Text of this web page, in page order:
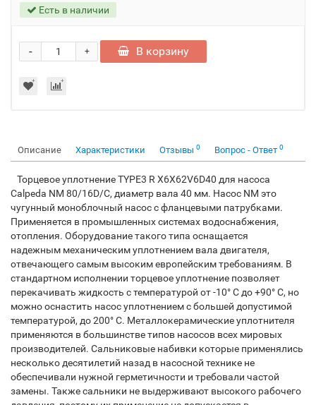
Есть в наличии
+
- В корзину
Описание Характеристики Отзывы 0 Вопрос - Ответ 0
Торцевое уплотнение TYPE3 R X6X62V6D40 для насоса
Calpeda NM 80/16D/C, диаметр вала 40 мм. Насос NM это
чугунный моноблочный насос с фланцевыми патрубками.
Применяется в промышленных системах водоснабжения,
отопления. Оборудование такого типа оснащается
надежным механическим уплотнением вала двигателя,
отвечающего самым высоким европейским требованиям. В
стандартном исполнении торцевое уплотнение позволяет
перекачивать жидкость с температурой от -10° С до +90° С, но
можно оснастить насос уплотнением с большей допустимой
температурой, до 200° С. Металлокерамические уплотнителя
применяются в большинстве типов насосов всех мировых
производителей. Сальниковые набивки которые применялись
несколько десятилетий назад в насосной технике не
обеспечивали нужной герметичности и требовали частой
замены. Также сальники не выдерживают высокого рабочего